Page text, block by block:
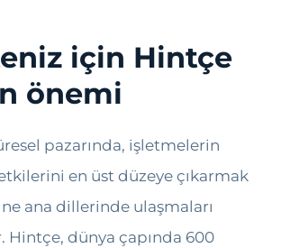
için Hintçe
önemi
pazarında, işletmelerin
en üst düzeye çıkarmak
ana dillerinde ulaşmaları
dünya çapında 600